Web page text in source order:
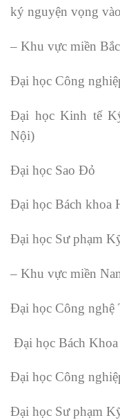
ký nguyện vọng
– Khu vực miền
Đại học Công
Đại học Kinh tế
Nội)
Đại học Sao Đỏ
Đại học Bách khoa
Đại học Sư phạm
– Khu vực miền
Đại học Công nghệ
Đại học Bách
Đại học Công
Đại học Sư phạm